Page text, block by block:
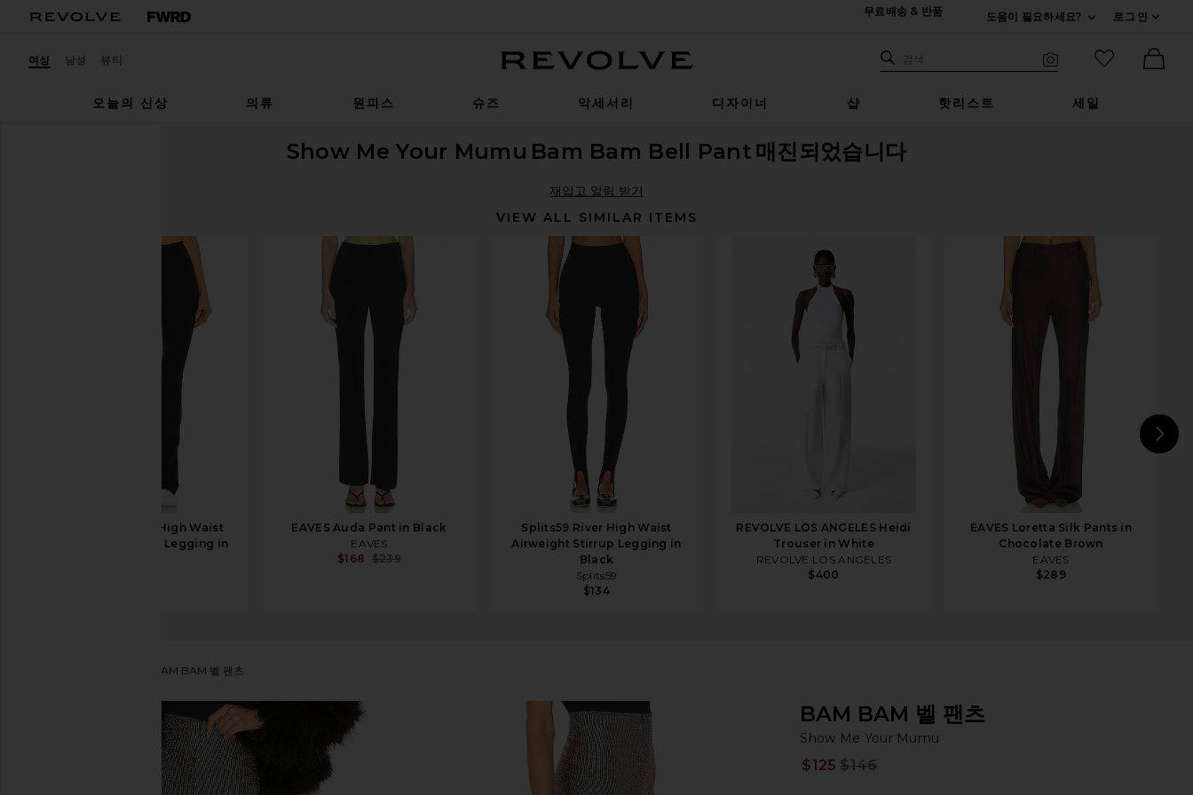
무료배송 & 반품
도움이 필요하세요?
로그인
여성 남성 뷰티 검색하기
검색
즐겨찾기 아
오늘의 신상
의류 원피스 슈즈 악세서리 디자이너 샵 핫리스트 세일
Show Me Your Mumu Bam Bam Bell Pant 매진되었습니다
재입고 알림 받기
VIEW ALL SIMILAR ITEMS
Splits59 Raquel High Waist
Supplex Flare 32” Legging in
EAVES Auda Pant in Black
EAVES
$168 $239
Splits59 River High Waist
Airweight Stirrup Legging in
Black
Splits59
$134
REVOLVE LOS ANGELES Heidi
Trouser in White
REVOLVE LOS ANGELES
$400
EAVES Loretta Silk Pants in
Chocolate Brown
EAVES
$289
BAM BAM 벨 팬츠
찜상품Show Me Your Mumu Bam Bam Bell Pant in Disco Glitz
BAM BAM 벨 팬츠
Show Me Your Mumu
$125 $146